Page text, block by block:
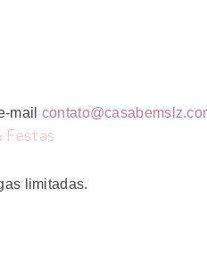
mail contato@
Festas
limitadas.